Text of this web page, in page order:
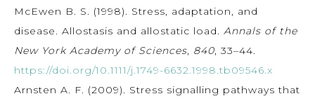
McEwen B. S. (1998). Stress, adaptation, and
disease. Allostasis and allostatic load. Annals of the
New York Academy of Sciences 840 , 33–44.
https://doi.org/10.1111/j.1749-6632.1998.tb09546.x
Arnsten A. F. (2009). Stress signalling pathways that